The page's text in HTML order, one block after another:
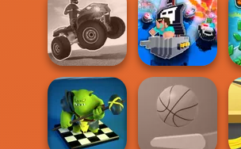
Free Kick Classic Color Tunnel
ATV Ultimate
OffRoad
Noob vs Cops